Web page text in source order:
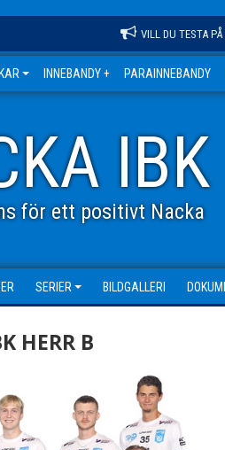
VILL DU TESTA
INNEBANDY + PARAINNEBANDY
IBK
för ett positivt Nacka
SERIER BILDGALLERI
HERR B